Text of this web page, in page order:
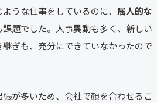
うな仕事をしているのに、 属人的な
課題でした。人事異動も多く、新しい
ぎも、充分にできていなかったので
が多いため、会社で顔を合わせるこ